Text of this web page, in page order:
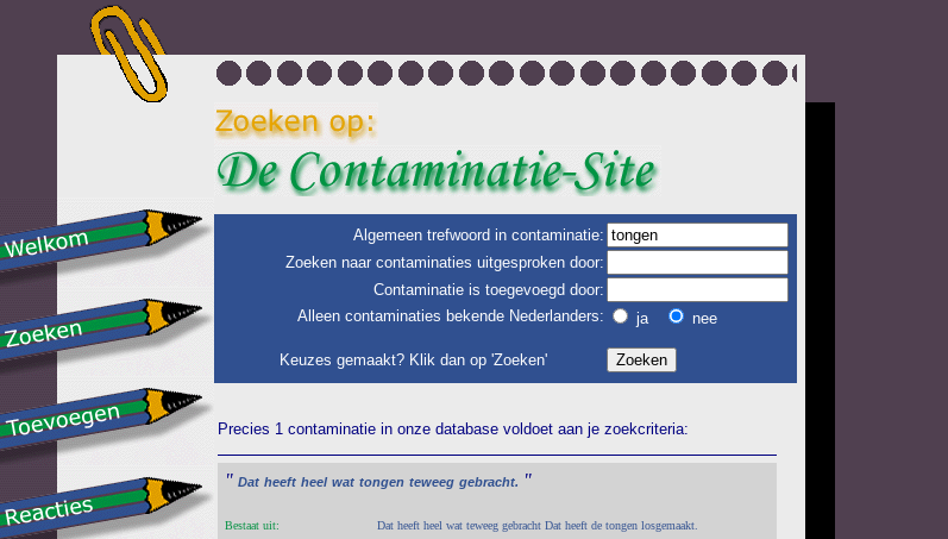
Algemeen trefwoord in contaminatie:
Zoeken naar contaminaties uitgesproken door:
Contaminatie is toegevoegd door:
Alleen contaminaties bekende Nederlanders:
ja nee
Keuzes gemaakt? Klik dan op 'Zoeken'
Precies 1 contaminatie in onze database voldoet aan je zoekcriteria:
" Dat heeft heel wat tongen teweeg gebracht. "
Bestaat uit:
Dat heeft heel wat teweeg gebracht Dat heeft de tongen losgemaakt.